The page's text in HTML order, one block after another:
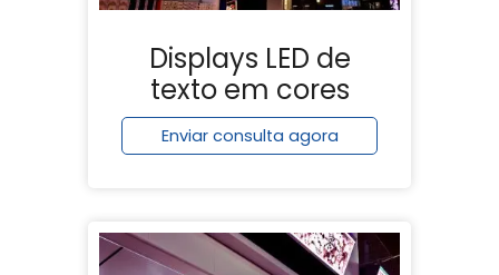
Displays LED de
texto em cores
Enviar consulta agora